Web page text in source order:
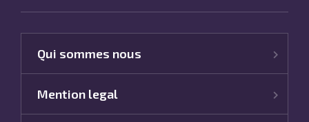
Qui sommes nous
Mention legal